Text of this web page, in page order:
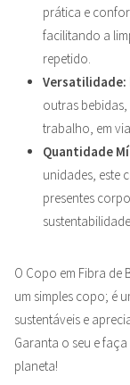
prática e
facilitando a
repetido.
Versatilidade:
outras
trabalho, em
Quantidade
unidades, este
presentes
O Copo em Fibra de
um simples copo; é
sustentáveis e
Garanta o seu e
planeta!